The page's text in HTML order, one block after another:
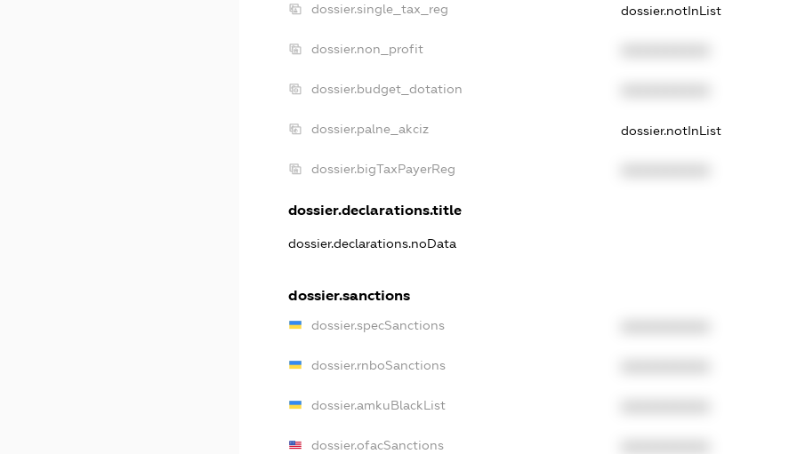
dossier.single_tax_reg dossier.notInList
dossier.non_profit
dossier.budget_dotation
dossier.palne_akciz dossier.notInList
dossier.bigTaxPayerReg
dossier.declarations.title
dossier.declarations.noData
dossier.sanctions
dossier.specSanctions
dossier.rnboSanctions
dossier.amkuBlackList
dossier.ofacSanctions